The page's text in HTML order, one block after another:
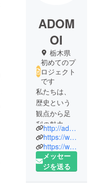
ADOM
OI
栃木県
初めてのプ
ロジェクト
です
私たちは、
歴史という
観点から足
利の魅力を
再発見し、
地元・足利
市はもちろ
ん、他の地
http://adomoi.separate.jp/
https://www.facebook.com/bunkazaixadomoi/
https://www.facebook.com/%E8%B6%B3%E5%88%A9%E6%96%87%E5%8C%96%E8%B2%A1%E3%83%91%E3%83%88%E3%83%AD%E3%83%BC%E3%83%AB%E9%9A%8A-237138986351882/?ref=br_rs
メッセー
ジを送る